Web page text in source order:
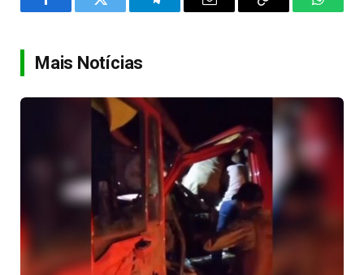
FacebookTwitter TelegramEmail
Copy
Mais Notícias